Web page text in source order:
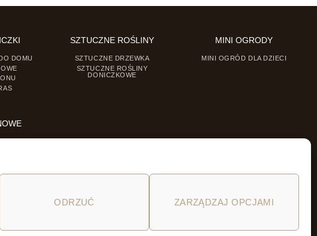
ODRZUĆ ZARZĄDZAJ OPCJAMI
DOMU
SZTUCZNE ROŚLINY
SZTUCZNE DRZEWKA
SZTUCZNE ROŚLINY
DONICZKOWE
MINI OGRODY
MINI OGRÓD DLA DZIECI